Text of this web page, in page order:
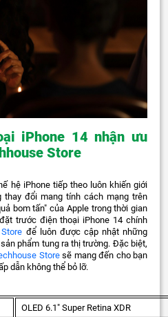
iPhone 14 nhận ưu
Store
hệ iPhone tiếp theo luôn khiến giới
thay đổi mang tính cách mạng trên
bom tấn" của Apple trong thời gian
trước điện thoại iPhone 14 chính
để luôn được cập nhật những
phẩm tung ra thị trường. Đặc biệt,
Storesẽ mang đến cho bạn
dẫn không thể bỏ lỡ.
OLED 6.1" Super Retina XDR